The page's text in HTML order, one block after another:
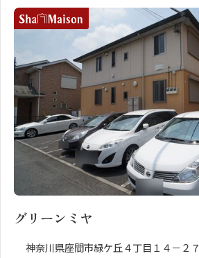
グリーンミヤ
神奈川県座間市緑ケ丘４丁目１４－２７